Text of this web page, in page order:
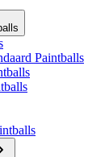
Paintballs